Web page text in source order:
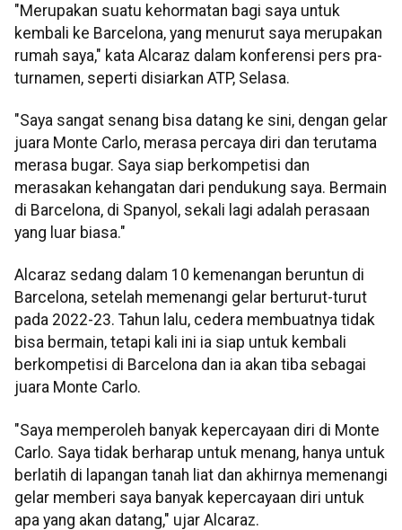
"Merupakan suatu kehormatan bagi saya untuk
kembali ke Barcelona, ​​yang menurut saya merupakan
rumah saya," kata Alcaraz dalam konferensi pers pra-
turnamen, seperti disiarkan ATP, Selasa.
"Saya sangat senang bisa datang ke sini, dengan gelar
juara Monte Carlo, merasa percaya diri dan terutama
merasa bugar. Saya siap berkompetisi dan
merasakan kehangatan dari pendukung saya. Bermain
di Barcelona, ​​di Spanyol, sekali lagi adalah perasaan
yang luar biasa."
Alcaraz sedang dalam 10 kemenangan beruntun di
Barcelona, ​​setelah memenangi gelar berturut-turut
pada 2022-23. Tahun lalu, cedera membuatnya tidak
bisa bermain, tetapi kali ini ia siap untuk kembali
berkompetisi di Barcelona dan ia akan tiba sebagai
juara Monte Carlo.
"Saya memperoleh banyak kepercayaan diri di Monte
Carlo. Saya tidak berharap untuk menang, hanya untuk
berlatih di lapangan tanah liat dan akhirnya memenangi
gelar memberi saya banyak kepercayaan diri untuk
apa yang akan datang," ujar Alcaraz.